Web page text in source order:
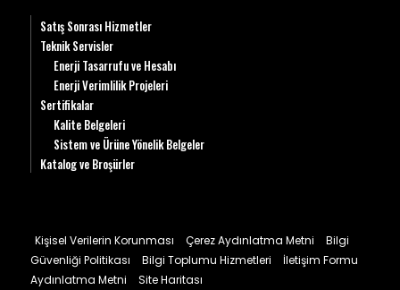
Satış Sonrası Hizmetler
Teknik Servisler
Enerji Tasarrufu ve Hesabı
Enerji Verimlilik Projeleri
Sertifikalar
Kalite Belgeleri
Sistem ve Ürüne Yönelik Belgeler
Katalog ve Broşürler
Kişisel Verilerin Korunması Çerez Aydınlatma Metni
Bilgi
Güvenliği Politikası
Bilgi Toplumu Hizmetleri
İletişim Formu
Aydınlatma Metni
Site Haritası